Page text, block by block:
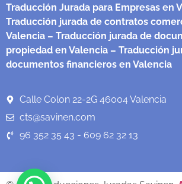
Traducción Jurada para Empresas en
Traducción jurada de contratos
Valencia – Traducción jurada de
propiedad en Valencia – Traducción
documentos financieros en Valencia
Calle Colon 22-2G 46004 Valencia
cts@savinen.com
96 352 35 43 - 609 62 32 13